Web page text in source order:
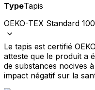
TypeTapis
OEKO-TEX Standard
Le tapis est certifié
atteste que le produit a
de substances nocives
impact négatif sur la